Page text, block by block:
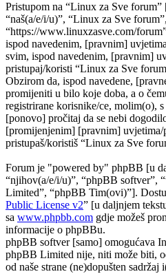
Pristupom na “Linux za Sve forum”
“naš(a/e/i/u)”, “Linux za Sve forum”,
“https://www.linuxzasve.com/
ispod navedenim, [pravnim]
svim, ispod navedenim, [pravnim]
pristupaj/koristi “Linux za Sve
Obzirom da, ispod navedene,
promijeniti u bilo koje doba, a o
registrirane korisnike/ce, molim(o),
[ponovo] pročitaj da se nebi
[promijenjenim] [pravnim] uvjetima/
pristupaš/koristiš “Linux za Sve
Forum je "powered by" phpBB [u
“njihov(a/e/i/u)”, “phpBB softver”,
Limited”, “phpBB Tim(ovi)”].
Public License v2” [u daljnjem
sa www.phpbb.com gdje možeš
informacije o phpBBu.
phpBB softver [samo] omogućava
phpBB Limited nije, niti može biti,
od naše strane (ne)dopušten sadržaj